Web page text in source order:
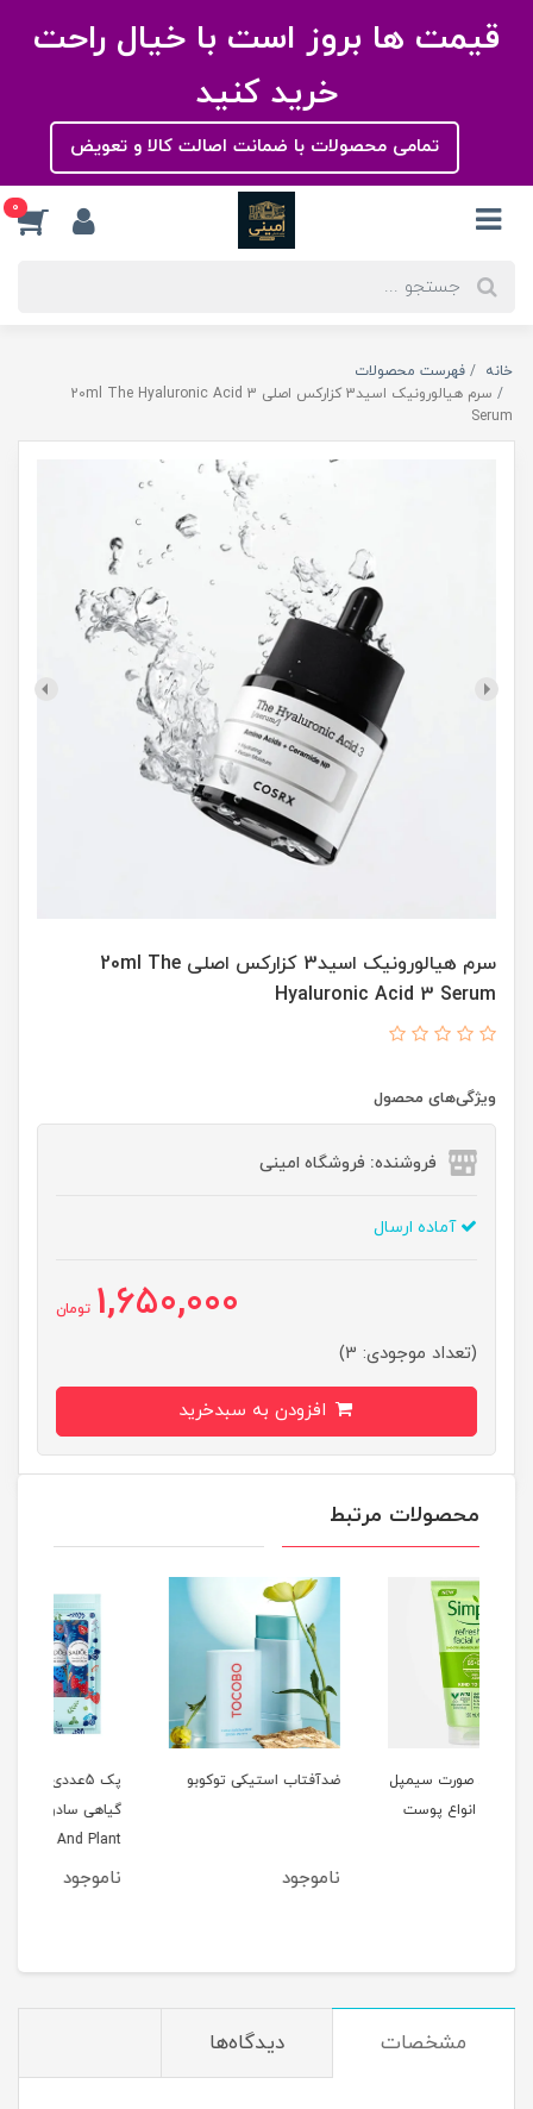
قیمت ها بروز است با خیال راحت
خرید کنید
تمامی محصولات با ضمانت اصالت کالا و تعویض
0
خانه
فهرست محصولات
سرم هیالورونیک اسید3 کزارکس اصلی 20ml The Hyaluronic Acid 3
Serum
سرم هیالورونیک اسید3 کزارکس اصلی 20ml The
Hyaluronic Acid 3 Serum
ویژگی‌های محصول
فروشنده: فروشگاه امینی
آماده ارسال
1,650,000 تومان
(تعداد موجودی: 3)
محصولات مرتبط
ضدآفتاب استیکی توکوبو
پک 5عددی کرم دست
گیاهی سادور 30گرمی
SADOER Fruit And Plant
Fragrance Hand Cream
مشخصات دیدگاه‌ها